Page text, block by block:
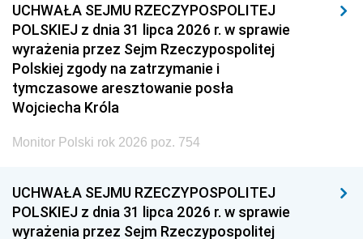
UCHWAŁA SEJMU RZECZYPOSPOLITEJ
POLSKIEJ z dnia 31 lipca 2026 r. w sprawie
wyrażenia przez Sejm Rzeczypospolitej
Polskiej zgody na zatrzymanie i
tymczasowe aresztowanie posła
Wojciecha Króla
Monitor Polski rok 2026 poz. 754
UCHWAŁA SEJMU RZECZYPOSPOLITEJ
POLSKIEJ z dnia 31 lipca 2026 r. w sprawie
wyrażenia przez Sejm Rzeczypospolitej